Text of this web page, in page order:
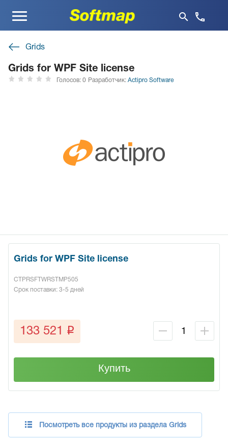
Меню
Grids
Grids for WPF Site license
Голосов: 0 Разработчик: Actipro Software
Grids for WPF Site license
CTPRSFTWRSTMP505
Срок поставки: 3-5 дней
133 521 q
Купить
Посмотреть все продукты из раздела Grids